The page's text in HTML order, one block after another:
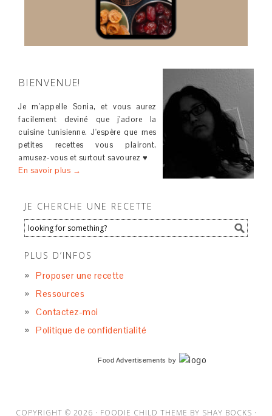
BIENVENUE!
Je m'appelle Sonia, et vous aurez
facilement deviné que j'adore la
cuisine tunisienne. J'espère que mes
petites recettes vous plairont,
amusez-vous et surtout savourez ♥
En savoir plus →
JE CHERCHE UNE RECETTE
PLUS D’INFOS
Proposer une recette
Ressources
Contactez-moi
Politique de confidentialité
Food Advertisements by
COPYRIGHT © 2026 · FOODIE CHILD THEME BY SHAY BOCKS ·